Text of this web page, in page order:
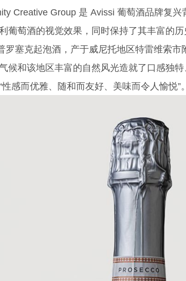
Creative Group 是 Avissi 葡萄酒品牌复兴
葡萄酒的视觉效果，同时保持了其丰富的历
罗塞克起泡酒，产于威尼托地区特雷维索
候和该地区丰富的自然风光造就了口感独
感而优雅、随和而友好、美味而令人愉悦”。